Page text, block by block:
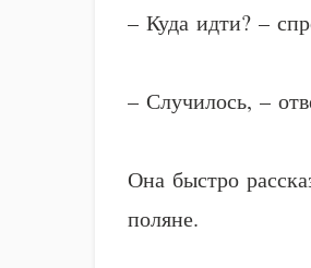
– Куда идти? –
– Случилось, –
Она быстро
поляне.